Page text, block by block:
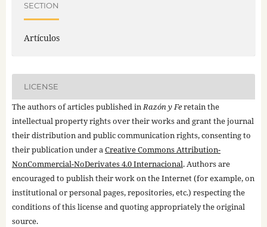
SECTION
Artículos
LICENSE
The authors of articles published inRazón y Feretain the
intellectual property rights over their works and grant the journal
their distribution and public communication rights, consenting to
their publication under aCreative Commons Attribution-
NonCommercial-NoDerivates 4.0 Internacional. Authors are
encouraged to publish their work on the Internet (for example, on
institutional or personal pages, repositories, etc.) respecting the
conditions of this license and quoting appropriately the original
source.